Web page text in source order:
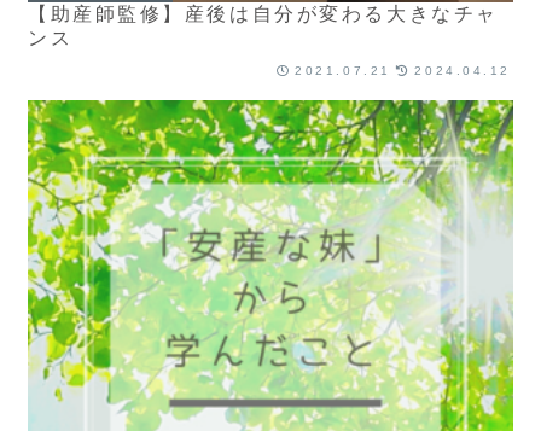
【助産師監修】産後は自分が変わる大きなチャ
ンス
2021.07.21 2024.04.12